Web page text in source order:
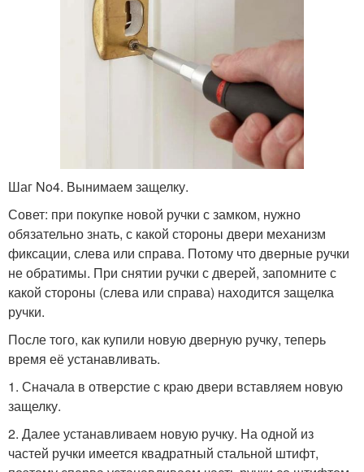
Шаг No4. Вынимаем защелку.
Совет: при покупке новой ручки с замком, нужно
обязательно знать, с какой стороны двери механизм
фиксации, слева или справа. Потому что дверные ручки
не обратимы. При снятии ручки с дверей, запомните с
какой стороны (слева или справа) находится защелка
ручки.
После того, как купили новую дверную ручку, теперь
время её устанавливать.
1. Сначала в отверстие с краю двери вставляем новую
защелку.
2. Далее устанавливаем новую ручку. На одной из
частей ручки имеется квадратный стальной штифт,